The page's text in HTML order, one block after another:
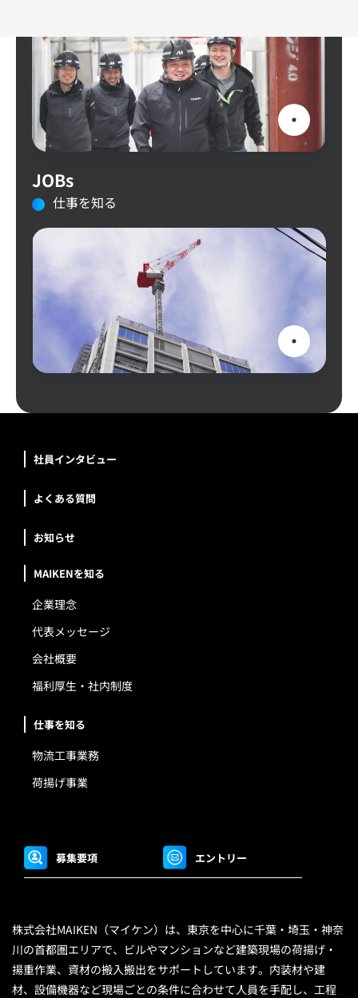
JOBs
仕事を知る
社員インタビュー
よくある質問
お知らせ
MAIKENを知る
企業理念
代表メッセージ
会社概要
福利厚生・社内制度
仕事を知る
物流工事業務
荷揚げ事業
募集要項 エントリー
株式会社MAIKEN（マイケン）は、東京を中心に千葉・埼玉・神奈
川の首都圏エリアで、ビルやマンションなど建築現場の荷揚げ・
揚重作業、資材の搬入搬出をサポートしています。内装材や建
材、設備機器など現場ごとの条件に合わせて人員を手配し、工程